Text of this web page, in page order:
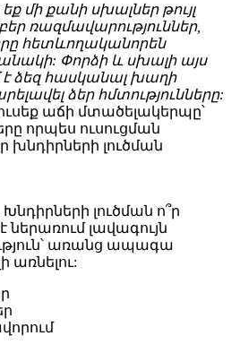
մի քանի սխալներ թույլ
ռազմավարություններ,
հետևողականորեն
Փորձի և սխալի այս
է ձեզ հասկանալ խաղի
ձեր հմտությունները:
աճի մտածելակերպը՝
որպես ուսուցման
խնդիրների լուծման
Խնդիրների լուծման ո՞ր
ներառում լավագույն
առանց ապագա
առնելու: